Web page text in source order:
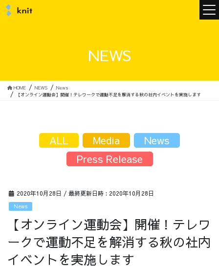
サービス
採用情報
NEWS
HOME NEWS
News
【オンライン運動会】開催！テレワークで運動不足を解消する秋の社内イベントを実施します
2020年10月28日 / 最終更新日時 : 2020年10月28日
News
【オンライン運動会】開催！テレワ
ークで運動不足を解消する秋の社内
イベントを実施します
ALL Media
News
Press Release